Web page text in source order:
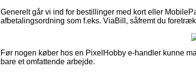
Generelt går vi ind for bestillinger med kort eller
afbetalingsordning som f.eks. ViaBill, såfremt du
Før nogen køber hos en PixelHobby e-handler kunne
bare et omfattende arbejde.